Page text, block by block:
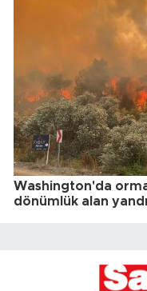
Washington'da
dönümlük alan yandı